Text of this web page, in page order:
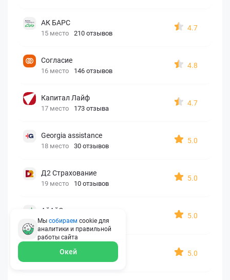
АК БАРС
15 место 210 отзывов
4.7
Согласие
16 место 146 отзывов
4.8
Капитал Лайф
17 место 173 отзыва
4.7
Georgia assistance
18 место 30 отзывов
5.0
Д2 Страхование
19 место 10 отзывов
5.0
АйАйСи
20 место 7 отзывов
5.0
OxySport
5.0
Мы собираем cookie для
аналитики и правильной
работы сайта
Окей